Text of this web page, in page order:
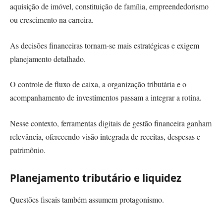
aquisição de imóvel, constituição de família, empreendedorismo
ou crescimento na carreira.
As decisões financeiras tornam-se mais estratégicas e exigem
planejamento detalhado.
O controle de fluxo de caixa, a organização tributária e o
acompanhamento de investimentos passam a integrar a rotina.
Nesse contexto, ferramentas digitais de gestão financeira ganham
relevância, oferecendo visão integrada de receitas, despesas e
patrimônio.
Planejamento tributário e liquidez
Questões fiscais também assumem protagonismo.